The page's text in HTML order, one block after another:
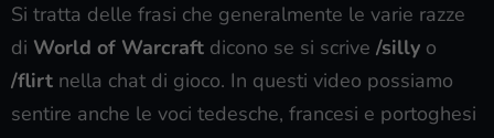
Si tratta delle frasi che generalmente le varie razze
di World of Warcraft dicono se si scrive /silly o
/flirt nella chat di gioco. In questi video possiamo
sentire anche le voci tedesche, francesi e portoghesi